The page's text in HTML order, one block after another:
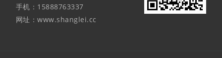
手机：15888763337
网址：www.shanglei.cc